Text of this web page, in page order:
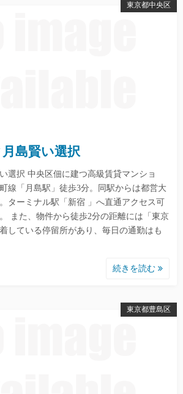
東京都中央区
島賢い選択
選択 中央区佃に建つ高級賃貸マンショ
線「月島駅」徒歩3分。同駅からは都営大
ターミナル駅「新宿 」へ直通アクセス可
また、物件から徒歩2分の距離には「東京
している停留所があり、毎日の通勤はも
続きを読む
東京都豊島区